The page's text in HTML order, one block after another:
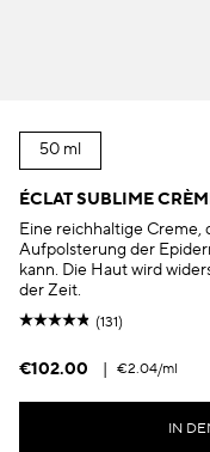
50 ml
ÉCLAT SUBLIME
Eine reichhaltige
Aufpolsterung der
kann. Die Haut wird
der Zeit.
(131)
€102.00 | €2.04/ml
IN